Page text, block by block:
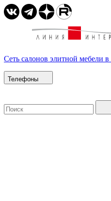
Сеть салонов элитной мебели
Телефоны